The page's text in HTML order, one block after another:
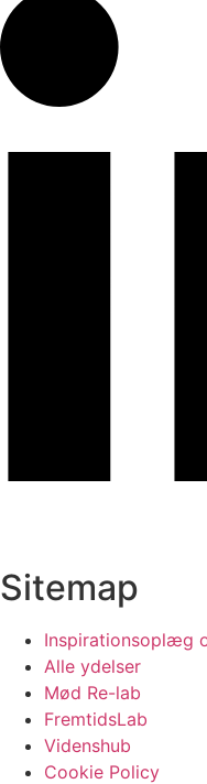
Sitemap
Inspirationsoplæg
Alle ydelser
Mød Re-lab
FremtidsLab
Videnshub
Cookie Policy